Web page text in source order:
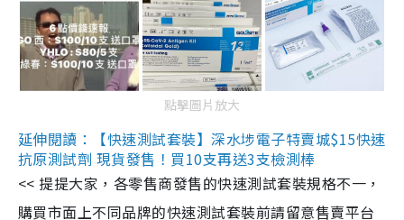
點擊圖片放大
延伸閱讀：【快速測試套裝】深水埗電子特賣城$15快速
抗原測試劑 現貨發售！買10支再送3支檢測棒
<< 提提大家，各零售商發售的快速測試套裝規格不一，
購買市面上不同品牌的快速測試套裝前請留意售賣平台